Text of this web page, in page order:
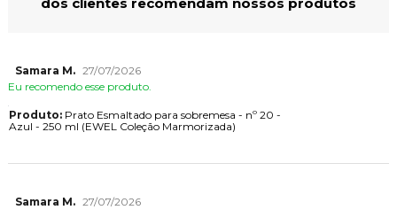
Samara M. 27/07/2026
Eu recomendo esse produto.
Produto:Prato Esmaltado para sobremesa - nº 20 -
Azul - 250 ml (EWEL Coleção Marmorizada)
Samara M. 27/07/2026